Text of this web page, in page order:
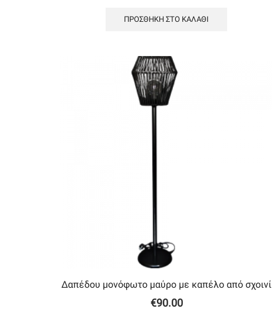
ΠΡΟΣΘΉΚΗ ΣΤΟ ΚΑΛΆΘΙ
Δαπέδου μονόφωτο μαύρο με καπέλο από σχοινί
€90.00